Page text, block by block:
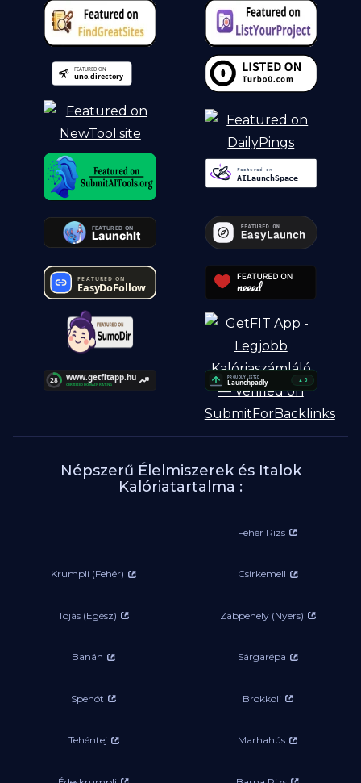
Népszerű Élelmiszerek és Italok
Kalóriatartalma :
Fehér Rizs
Krumpli (Fehér) Csirkemell
Tojás (Egész) Zabpehely (Nyers)
Banán Sárgarépa
Spenót Brokkoli
Tehéntej Marhahús